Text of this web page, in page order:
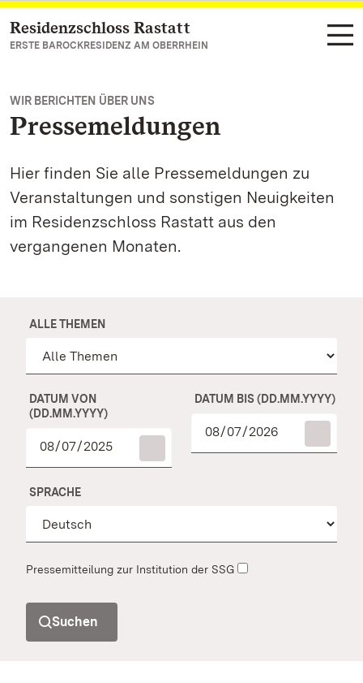
Zum Hauptinhalt springen
Residenzschloss Rastatt
ERSTE BAROCKRESIDENZ AM OBERRHEIN
WIR BERICHTEN ÜBER UNS
Pressemeldungen
Hier finden Sie alle Pressemeldungen zu
Veranstaltungen und sonstigen Neuigkeiten
im Residenzschloss Rastatt aus den
vergangenen Monaten.
ALLE THEMEN
DATUM VON
(DD.MM.YYYY)
DATUM BIS (DD.MM.YYYY)
SPRACHE
Pressemitteilung zur Institution der SSG
Suchen